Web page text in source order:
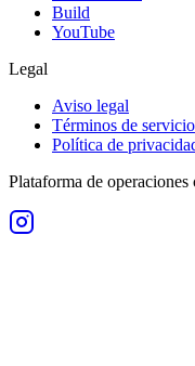
Build
YouTube
Legal
Aviso legal
Términos de servicio
Política de
Plataforma de operaciones